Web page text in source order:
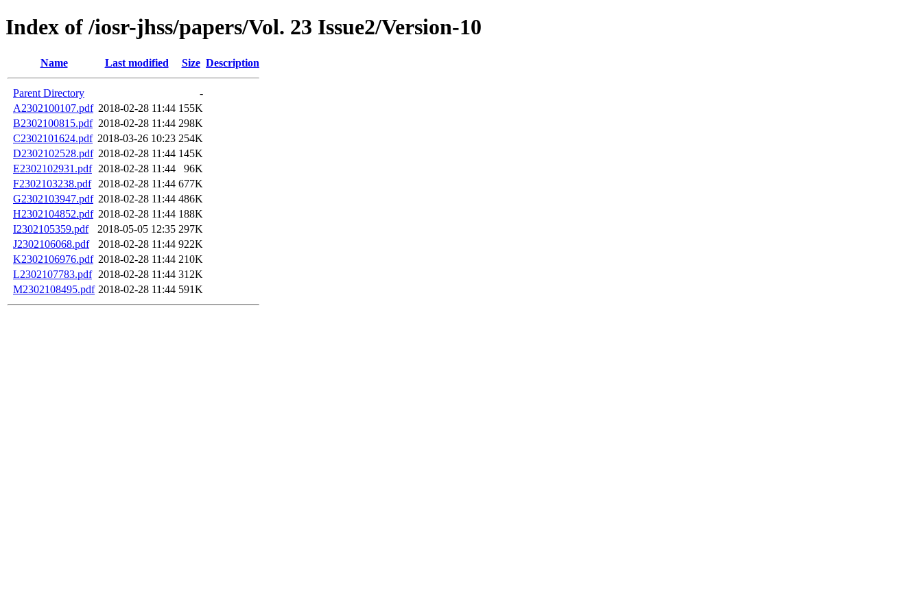
Index of /iosr-jhss/papers/Vol. 23 Issue2/Version-10
Name Last modified Size Description
Parent Directory
-
A2302100107.pdf 2018-02-28 11:44 155K
B2302100815.pdf 2018-02-28 11:44 298K
C2302101624.pdf 2018-03-26 10:23 254K
D2302102528.pdf 2018-02-28 11:44 145K
E2302102931.pdf 2018-02-28 11:44
96K
F2302103238.pdf
2018-02-28 11:44 677K
G2302103947.pdf 2018-02-28 11:44 486K
H2302104852.pdf 2018-02-28 11:44 188K
I2302105359.pdf
2018-05-05 12:35 297K
J2302106068.pdf
2018-02-28 11:44 922K
K2302106976.pdf 2018-02-28 11:44 210K
L2302107783.pdf 2018-02-28 11:44 312K
M2302108495.pdf 2018-02-28 11:44 591K